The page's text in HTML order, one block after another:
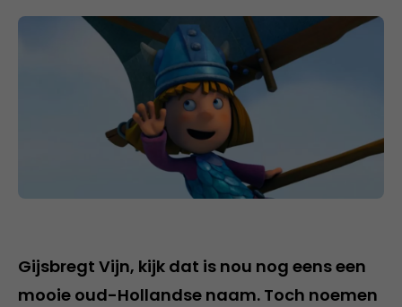
Gijsbregt Vijn, kijk dat is nou nog eens een
mooie oud-Hollandse naam. Toch noemen